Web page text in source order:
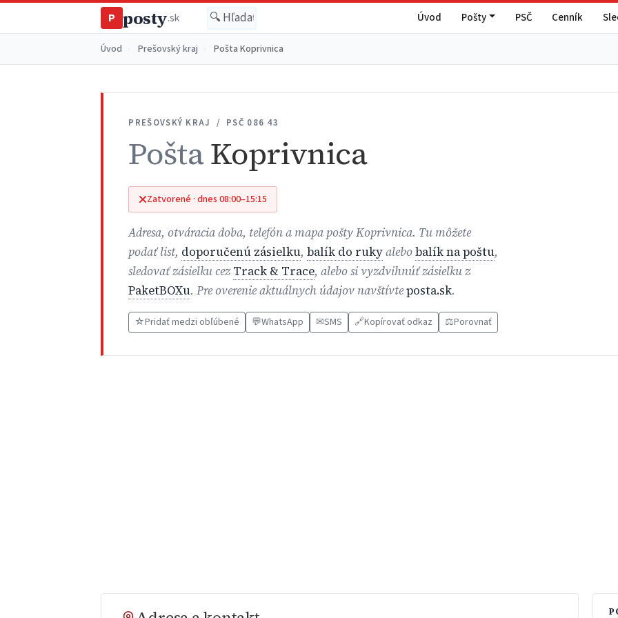
P posty.sk Úvod Pošty PSČ Cenník
Úvod Prešovský kraj Pošta Koprivnica
PREŠOVSKÝ KRAJ / PSČ 086 43
PoštaKoprivnica
Zatvorené · dnes 08:00–15:15
Adresa, otváracia doba, telefón a mapa pošty Koprivnica. Tu môžete
podať list, doporučenú zásielku,balík do rukyalebobalík na poštu,
sledovať zásielku cezTrack & Trace, alebo si vyzdvihnúť zásielku z
PaketBOXu. Pre overenie aktuálnych údajov navštívteposta.sk.
☆Pridať medzi obľúbené 💬WhatsApp ✉SMS 🔗Kopírovať odkaz ⚖️Porovnať